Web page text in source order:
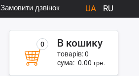
Замовити дзвінок UA RU
0 В кошику
товарів:0
сума: 0.00 грн.